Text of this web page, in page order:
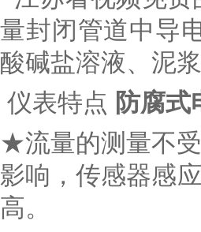
量封闭管道中导电
酸碱盐溶液、泥
仪表特点 防腐式
★流量的测量不受流
影响，传感器感
高。